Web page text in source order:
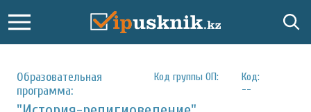
Образовательная
программа:
Код группы ОП:
Код:
--